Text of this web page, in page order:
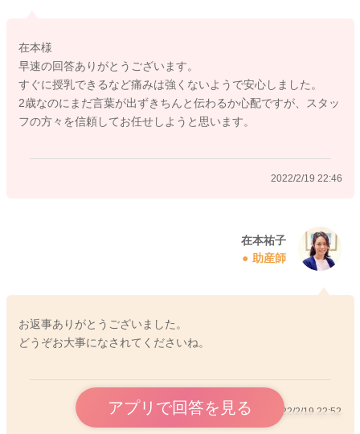
よろしいかと存じます。
大事なお子さんの手術前、まだ心配はあると思いますが、担当
医師、看護師に、遠慮なくお申し出くださいね。
どうぞよろしくお願いします。
在本様
早速の回答ありがとうございます。
すぐに授乳できるなど痛みは強くないようで安心しました。
2歳なのにまだ言葉が出ずきちんと伝わるか心配ですが、スタッ
フの方々を信頼してお任せしようと思います。
2022/2/19 22:46
在本祐子
助産師
お返事ありがとうございました。
どうぞお大事になされてくださいね。
アプリで回答を見る 2022/2/19 22:52